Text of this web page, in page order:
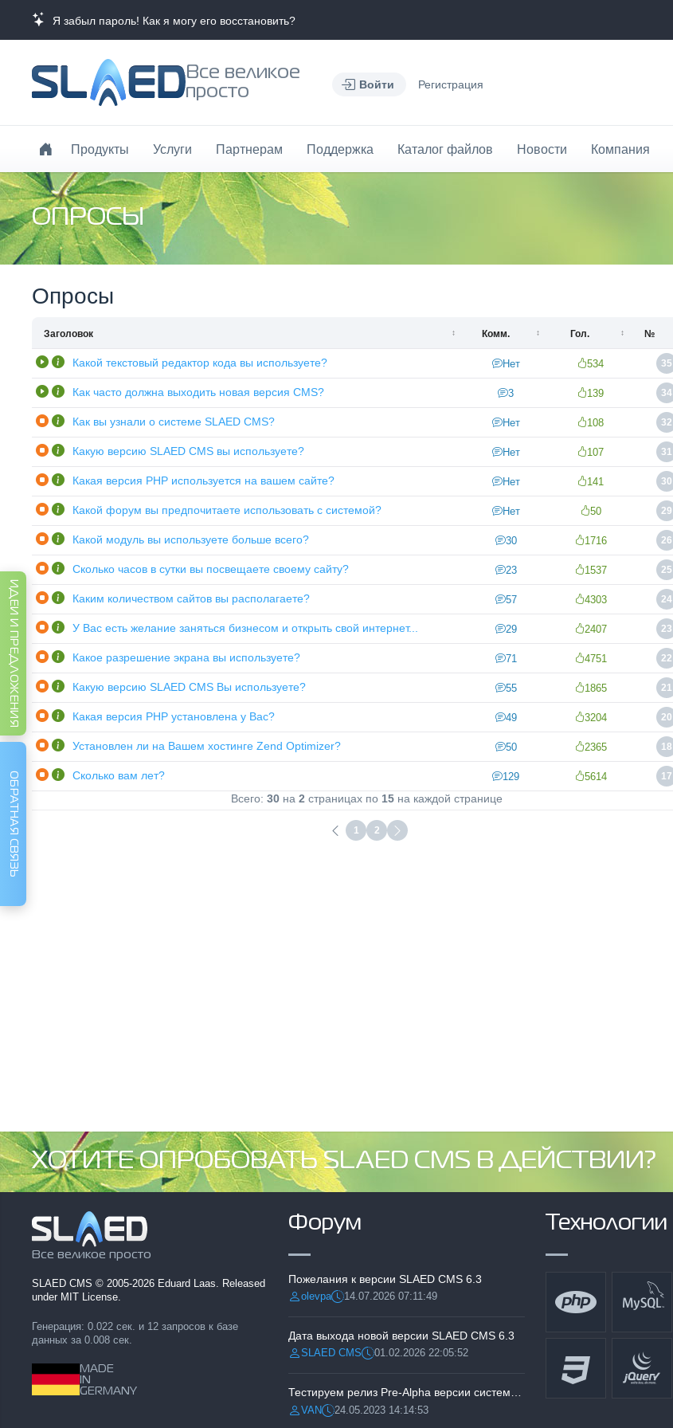
Я забыл пароль! Как я могу его восстановить?
Все великое
просто
Войти Регистрация
Продукты Услуги Партнерам Поддержка Каталог файлов Новости Компания
ОПРОСЫ
Опросы
Заголовок Комм. Гол. №
Какой текстовый редактор кода вы используете? Нет 534 35
Как часто должна выходить новая версия CMS? 3 139 34
Как вы узнали о системе SLAED CMS? Нет 108 32
Какую версию SLAED CMS вы используете? Нет 107 31
Какая версия PHP используется на вашем сайте? Нет 141 30
Какой форум вы предпочитаете использовать с системой? Нет 50 29
Какой модуль вы используете больше всего? 30 1716 26
Сколько часов в сутки вы посвещаете своему сайту? 23 1537 25
Каким количеством сайтов вы располагаете? 57 4303 24
У Вас есть желание заняться бизнесом и открыть свой интернет... 29 2407 23
Какое разрешение экрана вы используете? 71 4751 22
Какую версию SLAED CMS Вы используете? 55 1865 21
Какая версия PHP установлена у Вас? 49 3204 20
Установлен ли на Вашем хостинге Zend Optimizer? 50 2365 18
Сколько вам лет? 129 5614 17
Всего: 30на 2 страницах по 15на каждой странице
1 2
ХОТИТЕ ОПРОБОВАТЬ SLAED CMS В ДЕЙСТВИИ?
Все великое просто
SLAED CMS © 2005-2026 Eduard Laas. Released
under MIT License.
Генерация: 0.022 сек. и 12 запросов к базе
данных за 0.008 сек.
MADE
IN
GERMANY
Форум
Пожелания к версии SLAED CMS 6.3
Разместил:
olevpaДата:14.07.2026 07:11:49
Дата выхода новой версии SLAED CMS 6.3
Разместил:
SLAED CMSДата:01.02.2026 22:05:52
Тестируем релиз Pre-Alpha версии системы SLAED CMS 6.3 Pro
Разместил:
VANДата:24.05.2023 14:14:53
Технологии
ИДЕИ И ПРЕДЛОЖЕНИЯ
ОБРАТНАЯ СВЯЗЬ